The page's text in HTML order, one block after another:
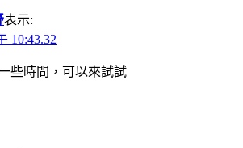
表示:
10:43.32
些時間，可以來試試